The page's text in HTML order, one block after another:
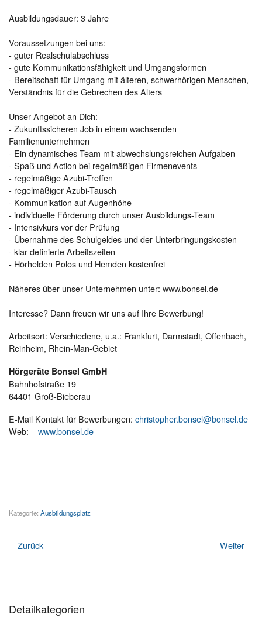
Ausbildungsdauer: 3 Jahre
Voraussetzungen bei uns:
- guter Realschulabschluss
- gute Kommunikationsfähigkeit und Umgangsformen
- Bereitschaft für Umgang mit älteren, schwerhörigen Menschen,
Verständnis für die Gebrechen des Alters
Unser Angebot an Dich:
- Zukunftssicheren Job in einem wachsenden
Familienunternehmen
- Ein dynamisches Team mit abwechslungsreichen Aufgaben
- Spaß und Action bei regelmäßigen Firmenevents
- regelmäßige Azubi-Treffen
- regelmäßiger Azubi-Tausch
- Kommunikation auf Augenhöhe
- individuelle Förderung durch unser Ausbildungs-Team
- Intensivkurs vor der Prüfung
- Übernahme des Schulgeldes und der Unterbringungskosten
- klar definierte Arbeitszeiten
- Hörhelden Polos und Hemden kostenfrei
Näheres über unser Unternehmen unter: www.bonsel.de
Interesse? Dann freuen wir uns auf Ihre Bewerbung!
Arbeitsort: Verschiedene, u.a.: Frankfurt, Darmstadt, Offenbach,
Reinheim, Rhein-Man-Gebiet
Hörgeräte Bonsel GmbH
Bahnhofstraße 19
64401 Groß-Bieberau
E-Mail Kontakt für Bewerbungen: christopher.bonsel@bonsel.de
Web: www.bonsel.de
Kategorie: Ausbildungsplatz
Zurück Weiter
Detailkategorien